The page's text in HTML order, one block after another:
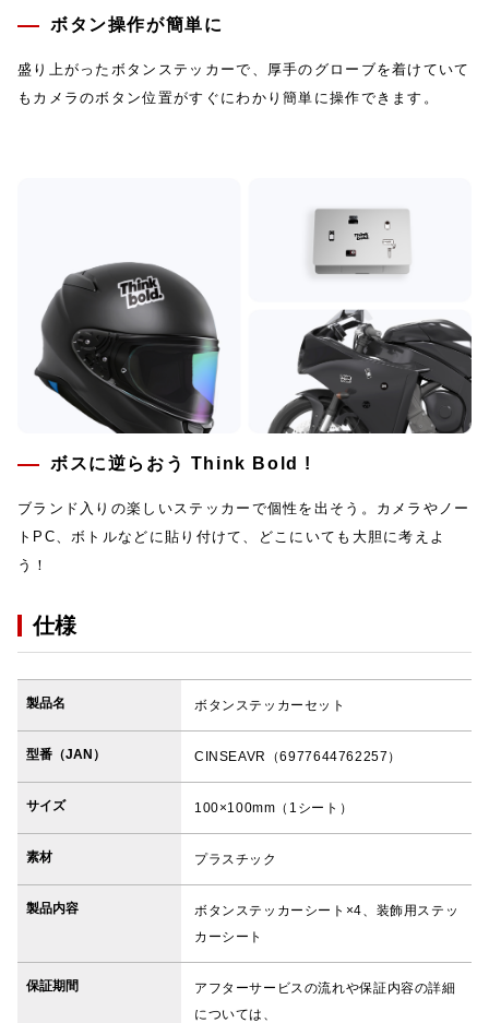
ボタン操作が簡単に
盛り上がったボタンステッカーで、厚手のグローブを着けていて
もカメラのボタン位置がすぐにわかり簡単に操作できます。
ボスに逆らおう Think Bold !
ブランド入りの楽しいステッカーで個性を出そう。カメラやノー
トPC、ボトルなどに貼り付けて、どこにいても大胆に考えよ
う！
仕様
製品名 ボタンステッカーセット
型番（JAN） CINSEAVR（6977644762257）
サイズ 100×100mm（1シート）
素材 プラスチック
製品内容
ボタンステッカーシート×4、装飾用ステッ
カーシート
保証期間
アフターサービスの流れや保証内容の詳細
については、